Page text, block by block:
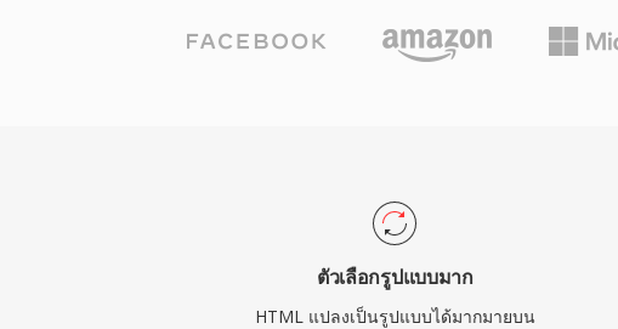
ตัวเลือกรูปแบบมาก
HTML แปลงเป็นรูปแบบได้มากมายบน